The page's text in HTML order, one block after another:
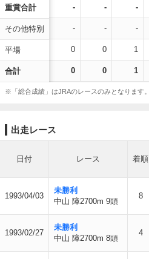
重賞合計
その他特別
平場
合計
- - -
- - -
0 0 1
0 0 1
※「総合成績」はJRAのレースのみとなります。
出走レース
日付 レース 着順
1993/04/03
未勝利
中山 障2700m 9頭
8
1993/02/27
未勝利
中山 障2700m 8頭
4